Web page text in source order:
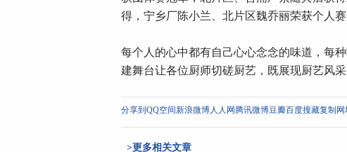
得，宁乡厂陈小兰、北片区魏乔丽荣获个人赛
每个人的心中都有自己心心念念的味道，每
建舞台让各位厨师切磋厨艺，既展现厨艺风
分享到 QQ空间新浪微博人人网 腾讯微博豆瓣百度搜藏复制网
>更多相关文章